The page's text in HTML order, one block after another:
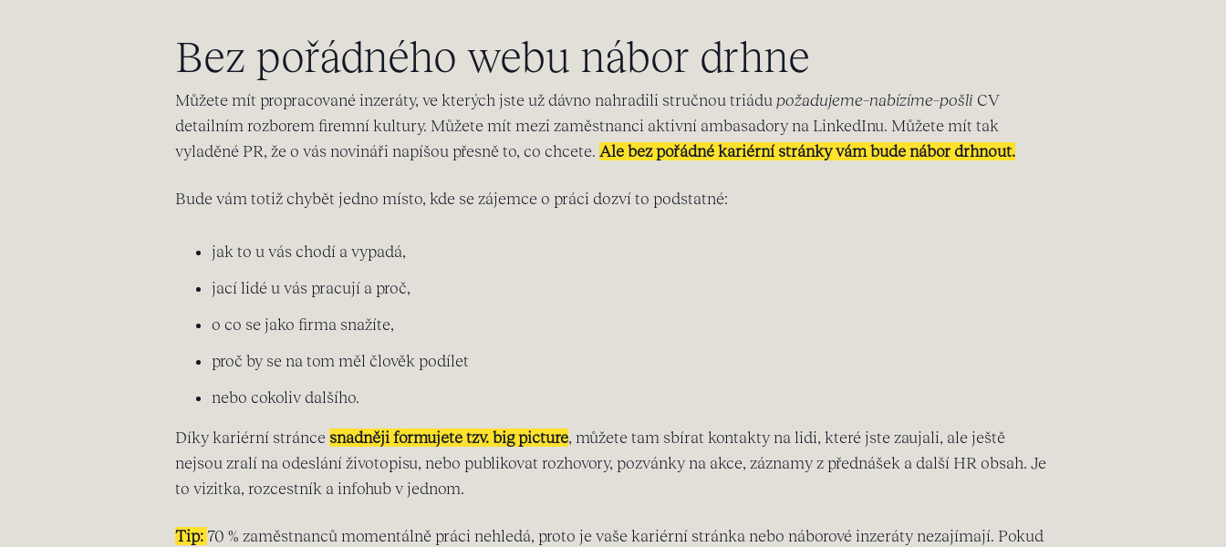
Bez pořádného webu nábor drhne
Můžete mít propracované inzeráty, ve kterých jste už dávno nahradili stručnou triádu požadujeme–nabízíme–pošli CV
detailním rozborem firemní kultury. Můžete mít mezi zaměstnanci aktivní ambasadory na LinkedInu. Můžete mít tak
vyladěné PR, že o vás novináři napíšou přesně to, co chcete. Ale bez pořádné kariérní stránky vám bude nábor drhnout.
Bude vám totiž chybět jedno místo, kde se zájemce o práci dozví to podstatné:
jak to u vás chodí a vypadá,
jací lidé u vás pracují a proč,
o co se jako firma snažíte,
proč by se na tom měl člověk podílet
nebo cokoliv dalšího.
Díky kariérní stránce snadněji formujete tzv. big picture, můžete tam sbírat kontakty na lidi, které jste zaujali, ale ještě
nejsou zralí na odeslání životopisu, nebo publikovat rozhovory, pozvánky na akce, záznamy z přednášek a další HR obsah. Je
to vizitka, rozcestník a infohub v jednom.
Tip: 70 % zaměstnanců momentálně práci nehledá, proto je vaše kariérní stránka nebo náborové inzeráty nezajímají. Pokud